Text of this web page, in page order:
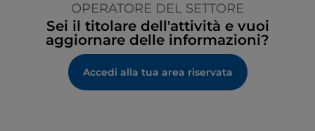
OPERATORE DEL SETTORE
Sei il titolare dell'attività e vuoi
aggiornare delle informazioni?
Accedi alla tua area riservata